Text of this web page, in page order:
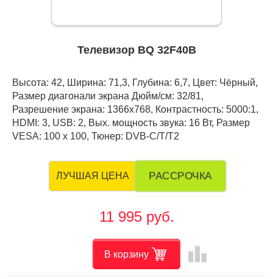
Телевизор BQ 32F40B
Высота: 42, Ширина: 71,3, Глубина: 6,7, Цвет: Чёрный,
Размер диагонали экрана Дюйм/см: 32/81,
Разрешение экрана: 1366x768, Контрастность: 5000:1,
HDMI: 3, USB: 2, Вых. мощность звука: 16 Вт, Размер
VESA: 100 х 100, Тюнер: DVB-C/T/T2
ЛУЧШАЯ ЦЕНА РАССРОЧКА
11 995 руб.
В корзину leaderboard